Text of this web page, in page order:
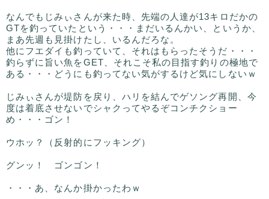
なんでもじみぃさんが来た時、先端の人達が13キロだかの
GTを釣っていたという・・・まだいるんかい、というか、
まあ先週も見掛けたし、いるんだろな。
他にフエダイも釣っていて、それはもらったそうだ・・・
釣らずに旨い魚をGET、それこそ私の目指す釣りの極地で
ある・・・どうにも釣ってない気がするけど気にしないｗ
じみぃさんが堤防を戻り、ハリを結んでゲソング再開、今
度は着底させないでシャクってやるぞコンチクショー
め・・・ゴン！
ウホッ？（反射的にフッキング）
グンッ！ ゴンゴン！
・・・あ、なんか掛かったわｗ